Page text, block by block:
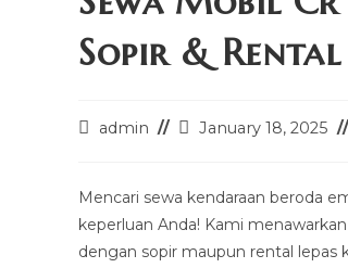
Sopir & Rental
Postadmin
PostJanuary 18, 2025
Mencari sewa kendaraan beroda
keperluan Anda! Kami
dengan sopir maupun rental lepas